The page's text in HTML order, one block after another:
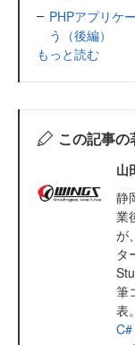
PHPアプリケ
う（後編）
もっと読む
この記事の
山
静
業
が
タ
筆
表